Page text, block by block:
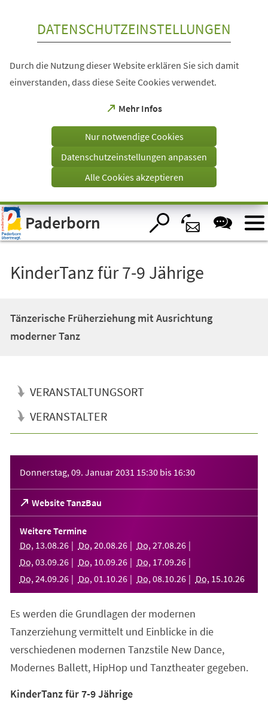
Visuelle
Assistenzsoftware
öffnen.
DATENSCHUTZEINSTELLUNGEN
Durch die Nutzung dieser Website erklären Sie sich damit
einverstanden, dass diese Seite Cookies verwendet.
Mehr Infos
(Öffnet
einem
Tab)
Nur notwendige Cookies
Datenschutzeinstellungen anpassen
Alle Cookies akzeptieren
Paderborn
KinderTanz für 7-9 Jährige
Tänzerische Früherziehung mit Ausrichtung
moderner Tanz
VERANSTALTUNGSORT
VERANSTALTER
Donnerstag, 09. Januar 2031 15:30 bis 16:30
Website TanzBau
(Öffnet
in
einem
neuen
Tab)
Weitere Termine
Do, 13.08.26 Do, 20.08.26 Do, 27.08.26
Do, 03.09.26 Do, 10.09.26 Do, 17.09.26
Do, 24.09.26 Do, 01 .10.26 Do, 08.10.26 Do, 15.10.26
Es werden die Grundlagen der modernen
Tanzerziehung vermittelt und Einblicke in die
verschiedenen modernen Tanzstile New Dance,
Modernes Ballett, HipHop und Tanztheater gegeben.
KinderTanz für 7-9 Jährige